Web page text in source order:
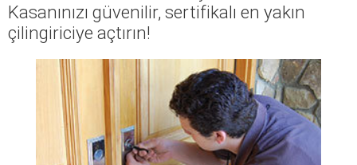
Kasanınızı güvenilir, sertifikalı en yakın
çilingiriciye açtırın!